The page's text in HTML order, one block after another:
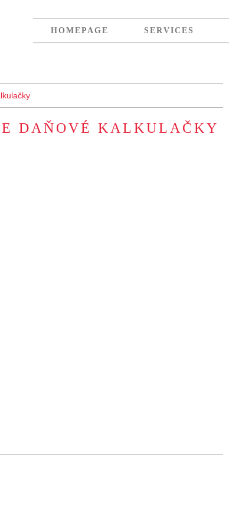
HOMEPAGE SERVICES
DAŇOVÉ KALKULAČKY